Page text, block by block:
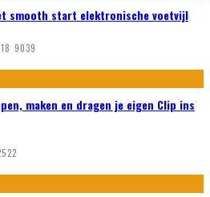
smooth start elektronische voetvijl
9039
maken en dragen je eigen Clip ins